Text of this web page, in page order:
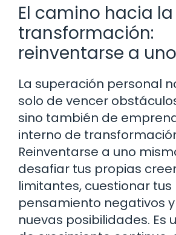
El camino hacia la
transformación:
reinventarse a
La superación personal
solo de vencer
sino también de
interno de
Reinventarse a uno
desafiar tus propias
limitantes, cuestionar
pensamiento negativos
nuevas posibilidades. Es